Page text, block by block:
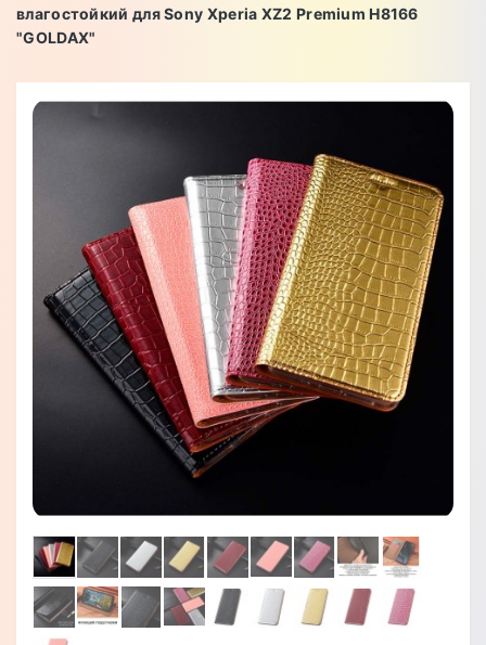
влагостойкий для Sony Xperia XZ2 Premium H8166
"GOLDAX"